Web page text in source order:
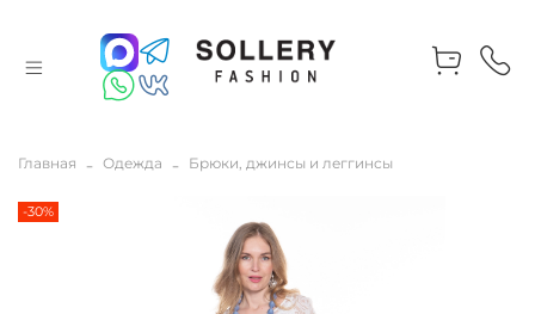
Главная Одежда Брюки, джинсы и леггинсы
-30%